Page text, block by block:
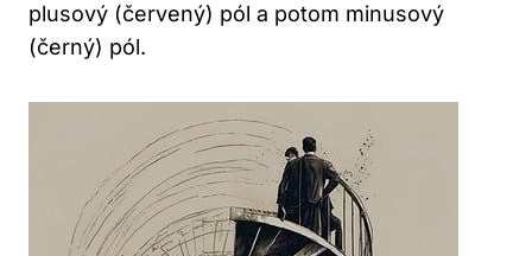
plusový (červený) pól a potom minusový
(černý) pól.